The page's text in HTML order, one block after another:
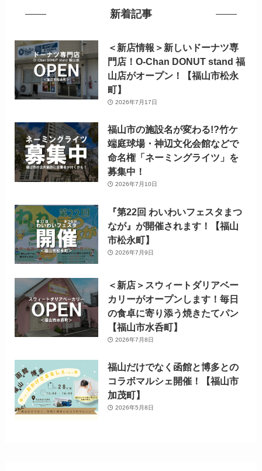
新着記事
＜新店情報＞新しいドーナツ専
門店！O-Chan DONUT stand 福
山店がオープン！【福山市松永
町】
2026年7月17日
福山市の施設名が変わる!?竹ケ
端庭球場・神辺文化会館などで
命名権「ネーミングライツ」を
募集中！
2026年7月10日
『第22回 わいわいフェスタまつ
なが』が開催されます！【福山
市松永町】
2026年7月9日
＜新店＞スウィートダリアベー
カリーがオープンします！毎日
の食卓に寄り添う焼きたてパン
【福山市水呑町】
2026年7月8日
福山だけでなく函館と博多との
コラボマルシェ開催！【福山市
加茂町】
2026年5月8日